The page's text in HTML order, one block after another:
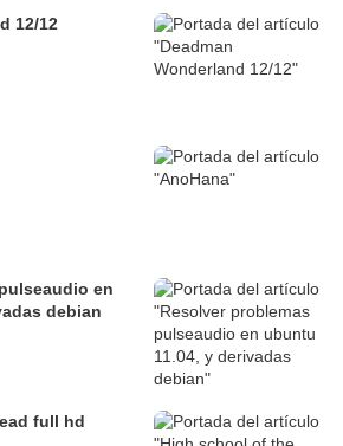
12/12
en
debian
full hd